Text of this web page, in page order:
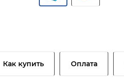
Как купить Оплата